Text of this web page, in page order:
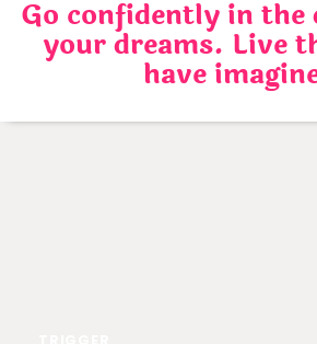
Skip
content
Go confidently in
your dreams. Live
have